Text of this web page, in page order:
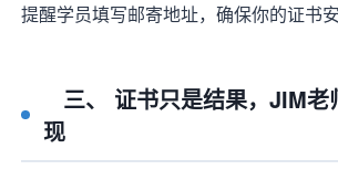
提醒学员填写邮寄地址，确保你的证书安
三、 证书只是结果，JIM老
现